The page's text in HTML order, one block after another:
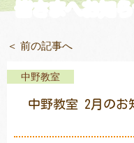
教室一覧
皆さまへお知
＜ 前の記事へ
中野教室
中野教室 2月のお